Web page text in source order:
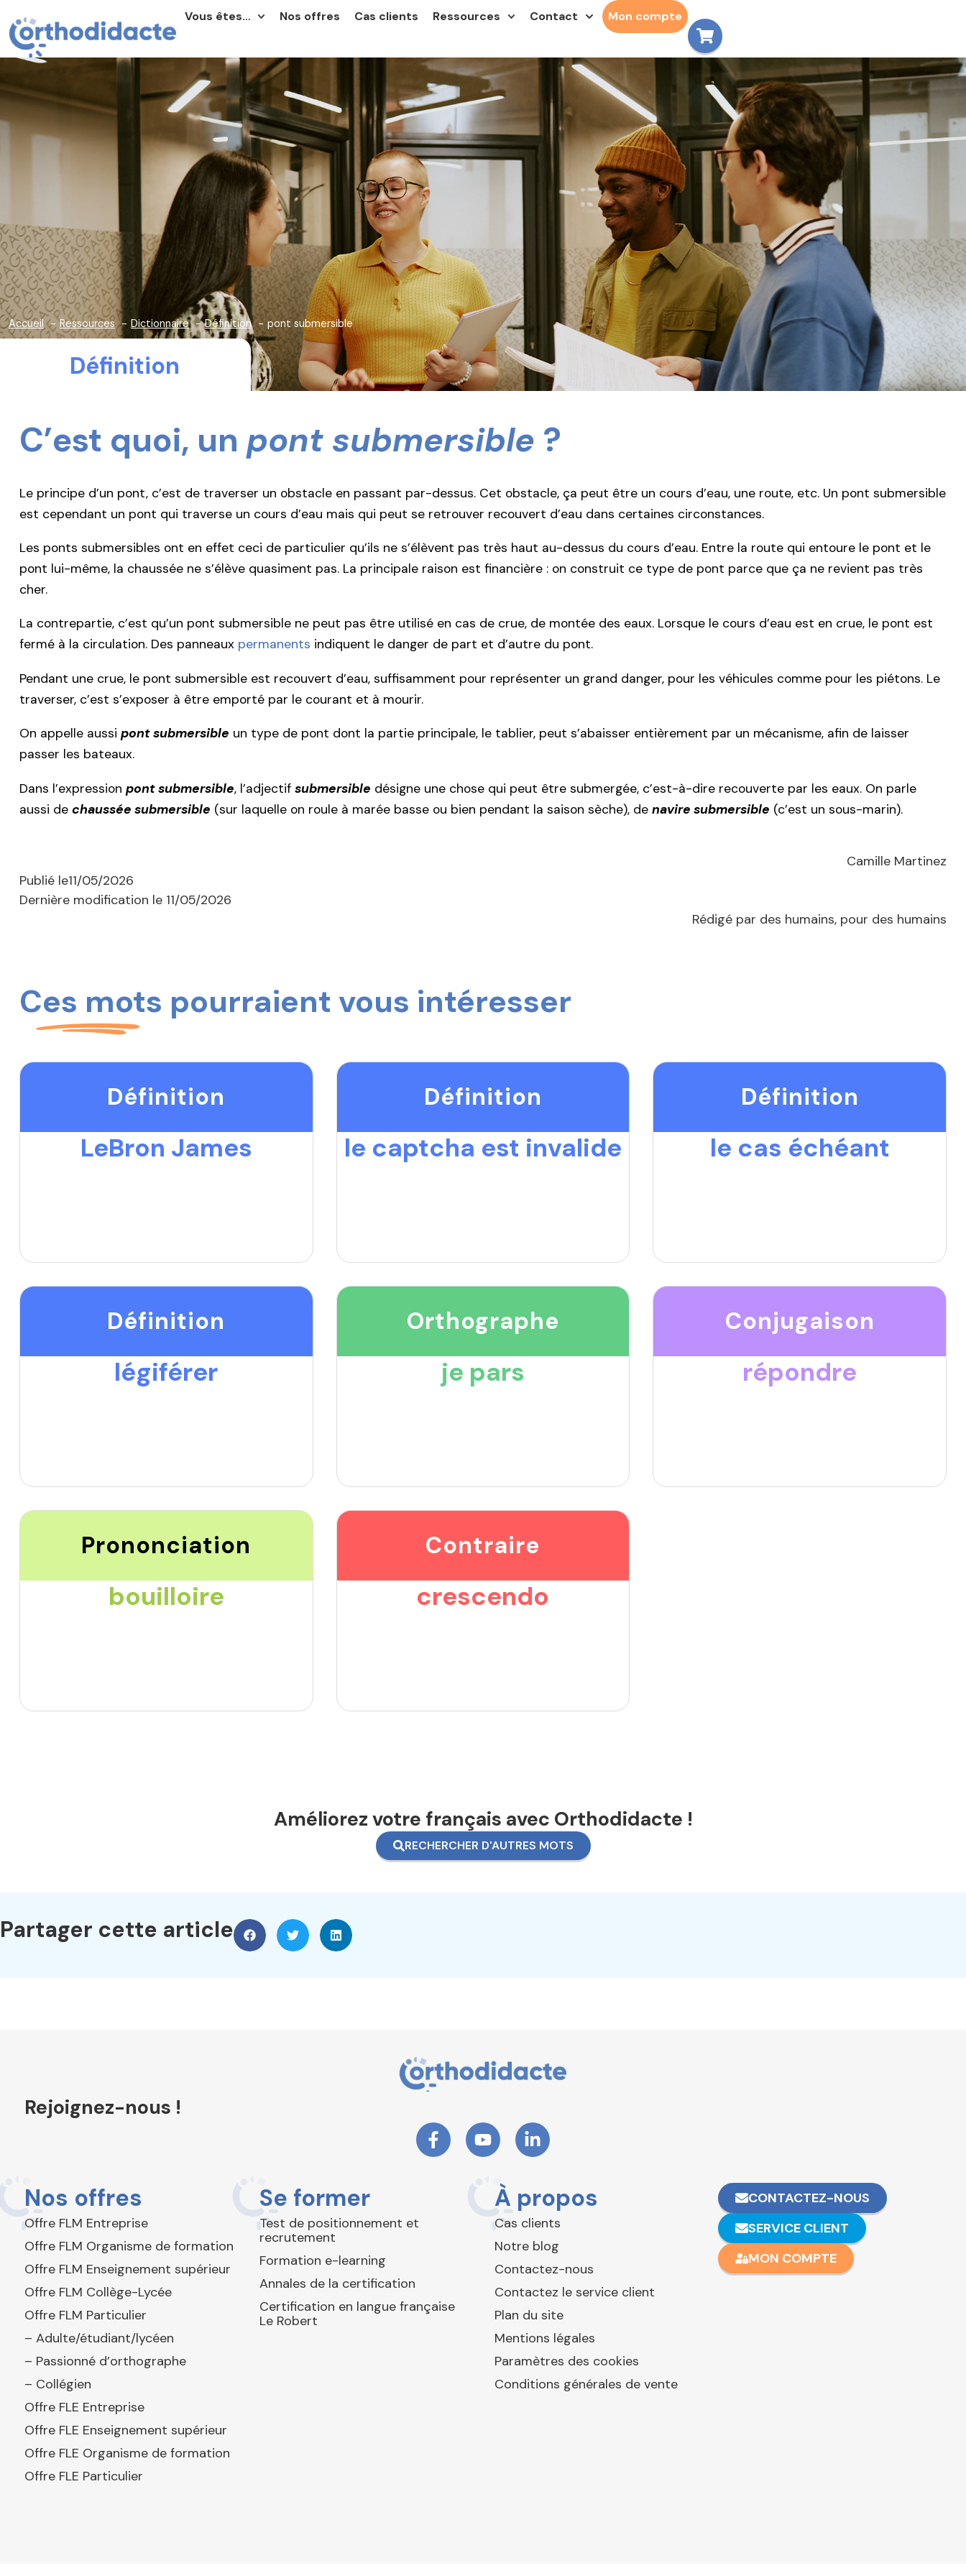
Vous êtes… Nos offres Cas clients Ressources Contact Mon compte
Accueil Ressources Dictionnaire Définition pont submersible
Définition
C’est quoi, un pont submersible ?
Le principe d’un pont, c’est de traverser un obstacle en passant par-dessus. Cet obstacle, ça peut être un cours d’eau, une route, etc. Un pont submersible
est cependant un pont qui traverse un cours d’eau mais qui peut se retrouver recouvert d’eau dans certaines circonstances.
Les ponts submersibles ont en effet ceci de particulier qu’ils ne s’élèvent pas très haut au-dessus du cours d’eau. Entre la route qui entoure le pont et le
pont lui-même, la chaussée ne s’élève quasiment pas. La principale raison est financière : on construit ce type de pont parce que ça ne revient pas très
cher.
La contrepartie, c’est qu’un pont submersible ne peut pas être utilisé en cas de crue, de montée des eaux. Lorsque le cours d’eau est en crue, le pont est
fermé à la circulation. Des panneaux permanents indiquent le danger de part et d’autre du pont.
Pendant une crue, le pont submersible est recouvert d’eau, suffisamment pour représenter un grand danger, pour les véhicules comme pour les piétons. Le
traverser, c’est s’exposer à être emporté par le courant et à mourir.
On appelle aussi pont submersible un type de pont dont la partie principale, le tablier, peut s’abaisser entièrement par un mécanisme, afin de laisser
passer les bateaux.
Dans l’expression pont submersible, l’adjectif submersible désigne une chose qui peut être submergée, c’est-à-dire recouverte par les eaux. On parle
aussi de chaussée submersible (sur laquelle on roule à marée basse ou bien pendant la saison sèche), de navire submersible (c’est un sous-marin).
Camille Martinez
Publié le11/05/2026
Dernière modification le 11/05/2026
Rédigé par des humains, pour des humains
Ces mots pourraient vous intéresser
Définition
LeBron James
Définition
le captcha est invalide
Définition
le cas échéant
Définition
légiférer
Orthographe
je pars
Conjugaison
répondre
Prononciation
bouilloire
Contraire
crescendo
Améliorez votre français avec Orthodidacte !
RECHERCHER D'AUTRES MOTS
Partager cette article
Rejoignez-nous !
Nos offres
Offre FLM Entreprise
Offre FLM Organisme de formation
Offre FLM Enseignement supérieur
Offre FLM Collège-Lycée
Offre FLM Particulier
– Adulte/étudiant/lycéen
– Passionné d’orthographe
– Collégien
Offre FLE Entreprise
Offre FLE Enseignement supérieur
Offre FLE Organisme de formation
Offre FLE Particulier
Se former
Test de positionnement et
recrutement
Formation e-learning
Annales de la certification
Certification en langue française
Le Robert
À propos
Cas clients
Notre blog
Contactez-nous
Contactez le service client
Plan du site
Mentions légales
Paramètres des cookies
Conditions générales de vente
CONTACTEZ-NOUS
SERVICE CLIENT
MON COMPTE